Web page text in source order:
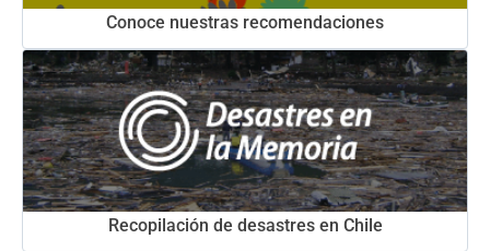
Conoce nuestras recomendaciones
Recopilación de desastres en Chile